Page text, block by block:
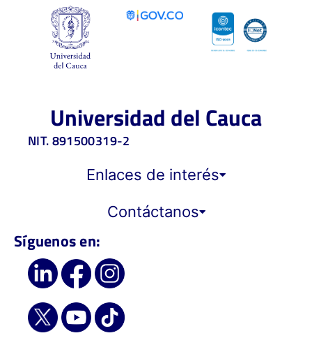
Universidad del Cauca
NIT. 891500319-2
Enlaces de interés
Contáctanos
Síguenos en: